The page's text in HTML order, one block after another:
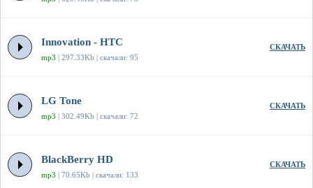
Innovation - HTC
mp3 | 297.33Kb | скачали: 95
СКАЧАТЬ
LG Tone
mp3 | 302.49Kb | скачали: 72
СКАЧАТЬ
BlackBerry HD
mp3 | 70.65Kb | скачали: 133
СКАЧАТЬ